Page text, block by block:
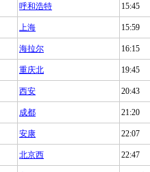
呼和浩特 15:45
上海 15:59
海拉尔 16:15
重庆北 19:45
西安 20:43
成都 21:20
安康 22:07
北京西 22:47